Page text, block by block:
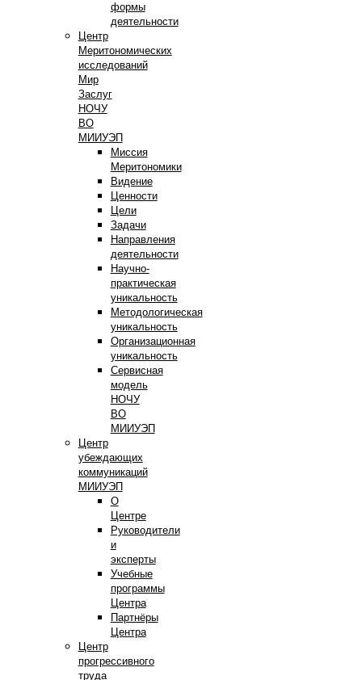
формы
деятельности
Центр
Меритономических
исследований
Мир
Заслуг
НОЧУ
ВО
МИИУЭП
Миссия
Меритономики
Видение
Ценности
Цели
Задачи
Направления
деятельности
Научно-
практическая
уникальность
Методологическая
уникальность
Организационная
уникальность
Сервисная
модель
НОЧУ
ВО
МИИУЭП
Центр
убеждающих
коммуникаций
МИИУЭП
О
Центре
Руководители
и
эксперты
Учебные
программы
Центра
Партнёры
Центра
Центр
прогрессивного
труда